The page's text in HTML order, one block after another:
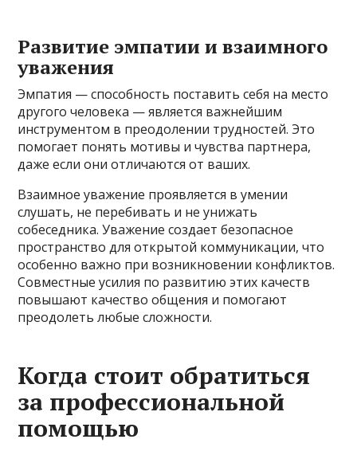
Развитие эмпатии и взаимного
уважения
Эмпатия — способность поставить себя на место
другого человека — является важнейшим
инструментом в преодолении трудностей. Это
помогает понять мотивы и чувства партнера,
даже если они отличаются от ваших.
Взаимное уважение проявляется в умении
слушать, не перебивать и не унижать
собеседника. Уважение создает безопасное
пространство для открытой коммуникации, что
особенно важно при возникновении конфликтов.
Совместные усилия по развитию этих качеств
повышают качество общения и помогают
преодолеть любые сложности.
Когда стоит обратиться
за профессиональной
помощью